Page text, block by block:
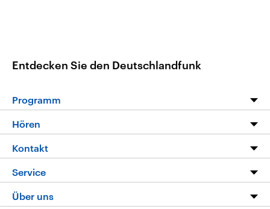
Entdecken Sie den Deutschlandfunk
Programm
Programm
Die Nachrichten
Nachrichtenleicht
Neue Beiträge auf dlf.de
Hören
Livestream
Podcasts
Deutschlandfunk App
Kontakt
Hörerservice
Service
FAQ
Über uns